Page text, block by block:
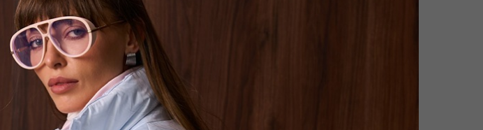
Шифоновое платье с цветочными принтом «010130»
2 800 ₽
Нет в наличии